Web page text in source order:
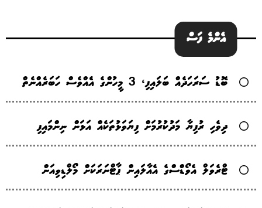
އެންމެ ފަސް
ބޮޑު ސަރަހަދެއް ބަލައިފި، 3 މީހުންގެ އެެއްވެސް ހަބަރެއްނެތް
ދިވެހި ރުފިޔާ މަދުކުރުމަށް ފިޔަވަޅުތަކެއް އަޅަން ނިންމައިފި
ޓްރެވަލް އެވޯޑްސްގެ އެއާލައިން ޕާޓްނަރަކަށް މޯލްޑިވިއަން